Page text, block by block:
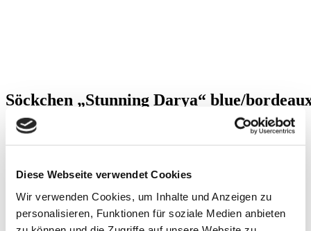
Diese Webseite verwendet Cookies
Wir verwenden Cookies, um Inhalte und Anzeigen zu
personalisieren, Funktionen für soziale Medien anbieten
Söckchen „Stunning Darya“ blue/
17,00
Socken
Leicht schimmernde Viskose
Mit Schachbrett-Muster und Logodesign
VERSANDKOSTENFREI